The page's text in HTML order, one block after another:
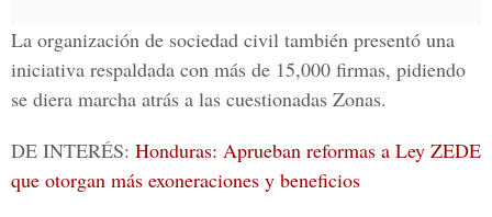
La organización de sociedad civil también presentó una
iniciativa respaldada con más de 15,000 firmas, pidiendo
se diera marcha atrás a las cuestionadas Zonas.
DE INTERÉS: Honduras: Aprueban reformas a Ley ZEDE
que otorgan más exoneraciones y beneficios